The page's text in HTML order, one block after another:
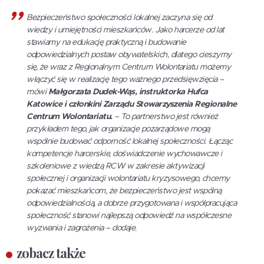
Bezpieczeństwo społeczności lokalnej zaczyna się od
wiedzy i umiejętności mieszkańców. Jako harcerze od lat
stawiamy na edukację praktyczną i budowanie
odpowiedzialnych postaw obywatelskich, dlatego cieszymy
się, że wraz z Regionalnym Centrum Wolontariatu możemy
włączyć się w realizację tego ważnego przedsięwzięcia –
mówiMałgorzata Dudek-Wąs, instruktorka Hufca
Katowice i członkini Zarządu Stowarzyszenia Regionalne
Centrum Wolontariatu. – To partnerstwo jest również
przykładem tego, jak organizacje pozarządowe mogą
wspólnie budować odporność lokalnej społeczności. Łącząc
kompetencje harcerskie, doświadczenie wychowawcze i
szkoleniowe z wiedzą RCW w zakresie aktywizacji
społecznej i organizacji wolontariatu kryzysowego, chcemy
pokazać mieszkańcom, że bezpieczeństwo jest wspólną
odpowiedzialnością, a dobrze przygotowana i współpracująca
społeczność stanowi najlepszą odpowiedź na współczesne
wyzwania i zagrożenia – dodaje.
zobacz także